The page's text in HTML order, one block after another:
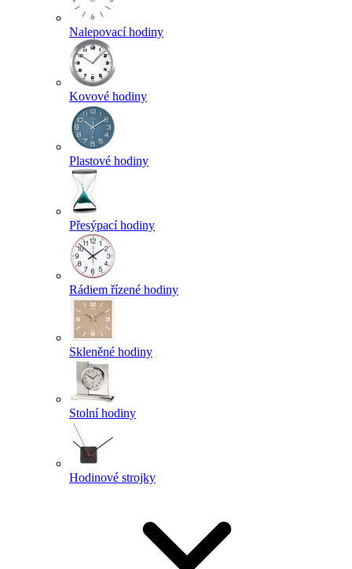
Nalepovací hodiny
Kovové hodiny
Plastové hodiny
Přesýpací hodiny
Rádiem řízené hodiny
Skleněné hodiny
Stolní hodiny
Hodinové strojky